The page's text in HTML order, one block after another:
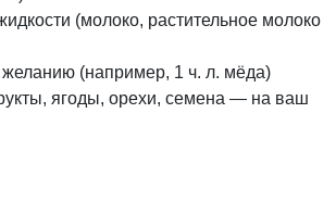
(молоко, растительное молоко
(например, 1 ч. л. мёда)
ягоды, орехи, семена — на ваш